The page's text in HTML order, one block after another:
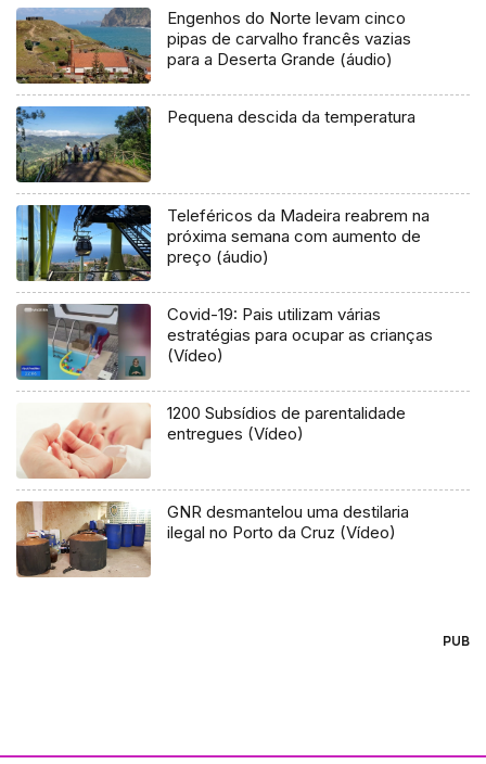
Engenhos do Norte levam cinco
pipas de carvalho francês vazias
para a Deserta Grande (áudio)
Pequena descida da temperatura
Teleféricos da Madeira reabrem na
próxima semana com aumento de
preço (áudio)
Covid-19: Pais utilizam várias
estratégias para ocupar as crianças
(Vídeo)
1200 Subsídios de parentalidade
entregues (Vídeo)
GNR desmantelou uma destilaria
ilegal no Porto da Cruz (Vídeo)
PUB